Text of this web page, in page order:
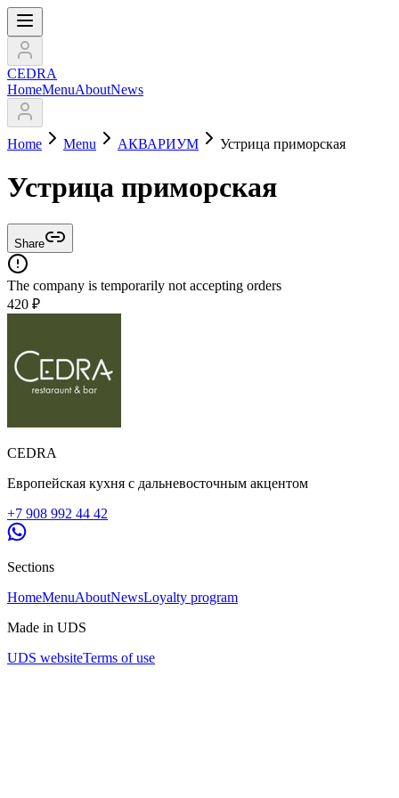
CEDRA
HomeMenuAboutNews
Home Menu АКВАРИУМ Устрица приморская
Устрица приморская
Share
The company is temporarily not accepting orders
420 ₽
CEDRA
Европейская кухня с дальневосточным акцентом
+7 908 992 44 42
Sections
HomeMenuAboutNewsLoyalty program
Made in UDS
UDS websiteTerms of use